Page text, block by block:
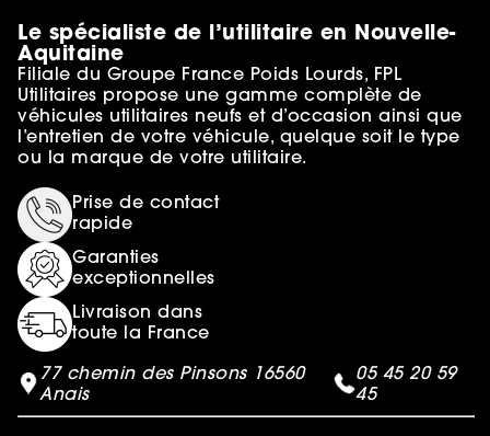
Le spécialiste de l’utilitaire en Nouvelle-
Aquitaine
Filiale du Groupe France Poids Lourds, FPL
Utilitaires propose une gamme complète de
véhicules utilitaires neufs et d’occasion ainsi que
l’entretien de votre véhicule, quelque soit le type
ou la marque de votre utilitaire.
Prise de contact
rapide
Garanties
exceptionnelles
Livraison dans
toute la France
77 chemin des Pinsons 16560
Anais
05 45 20 59
45